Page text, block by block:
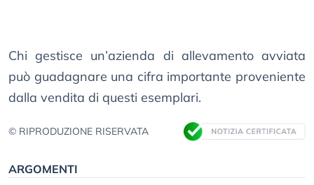
Chi gestisce un’azienda di allevamento avviata
può guadagnare una cifra importante proveniente
dalla vendita di questi esemplari.
© RIPRODUZIONE RISERVATA
ARGOMENTI